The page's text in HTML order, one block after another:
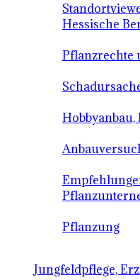
Hessische
Pflanzrechte
Pflanzung
Jungfeldpflege,